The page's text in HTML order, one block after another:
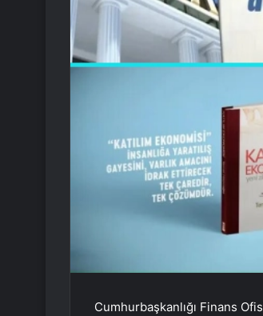
Cumhurbaşkanlığı Finans